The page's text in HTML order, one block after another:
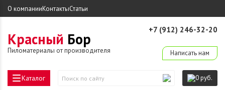
О компанииКонтактыСтатьи
Красный Бор
Пиломатериалы от производителя
+7 (912) 246-32-20
Написать нам
Каталог
Поиск
0 руб.